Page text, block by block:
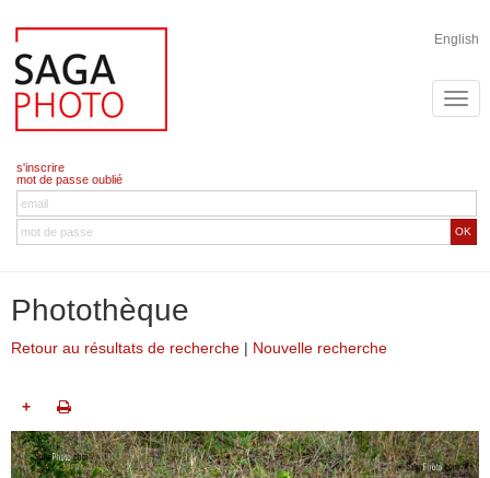
English
s'inscrire
mot de passe oublié
OK
Photothèque
Retour au résultats de recherche | Nouvelle recherche
+